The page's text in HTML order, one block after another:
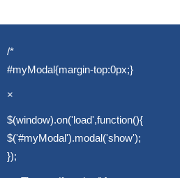
/*
#myModal{margin-top:0px;}
×
$(window).on('load',function(){
$('#myModal').modal('show');
});